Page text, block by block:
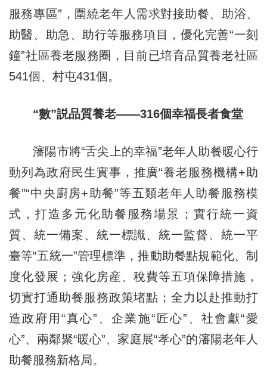
服務專區”，圍繞老年人需求對接助餐、助浴、
助醫、助急、助行等服務項目，優化完善“一刻
鐘”社區養老服務圈，目前已培育品質養老社區
541個、村屯431個。
“數”説品質養老——316個幸福長者食堂
瀋陽市將“舌尖上的幸福”老年人助餐暖心行
動列為政府民生實事，推廣“養老服務機構+助
餐”“中央廚房+助餐”等五類老年人助餐服務模
式，打造多元化助餐服務場景；實行統一資
質、統一備案、統一標識、統一監督、統一平
臺等“五統一”管理標準，推動助餐點規範化、制
度化發展；強化房産、稅費等五項保障措施，
切實打通助餐服務政策堵點；全力以赴推動打
造政府用“真心”、企業施“匠心”、社會獻“愛
心”、兩鄰聚“暖心”、家庭展“孝心”的瀋陽老年人
助餐服務新格局。